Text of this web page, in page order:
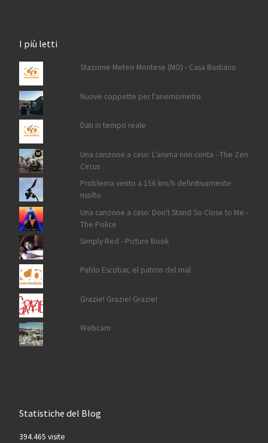
I più letti
Stazione Meteo Montese (MO) - Casa Bastiano
Nuove coppette per l'anemometro
Dati in tempo reale
Una canzone a caso: L'anima non conta - The Zen
Circus
Problema vento a 156 km/h definitivamente
risolto
Una canzone a caso: Don't Stand So Close to Me -
The Police
Simply Red - Picture Book
Pablo Escobar, el patron del mal
Grazie! Grazie! Grazie!
Webcam
Statistiche del Blog
394.465 visite